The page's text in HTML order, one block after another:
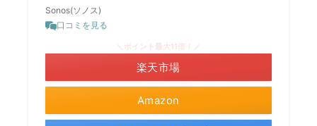
Sonos(ソノス)
口コミを見る
Amazon
＼ポイント最大11倍！／
楽天市場